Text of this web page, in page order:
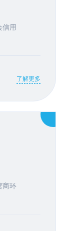
信用
了解更多
商环